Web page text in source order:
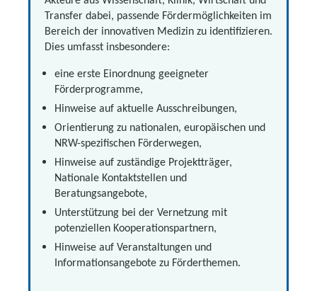
Transfer dabei, passende Fördermöglichkeiten im
Bereich der innovativen Medizin zu identifizieren.
Dies umfasst insbesondere:
eine erste Einordnung geeigneter
Förderprogramme,
Hinweise auf aktuelle Ausschreibungen,
Orientierung zu nationalen, europäischen und
NRW-spezifischen Förderwegen,
Hinweise auf zuständige Projektträger,
Nationale Kontaktstellen und
Beratungsangebote,
Unterstützung bei der Vernetzung mit
potenziellen Kooperationspartnern,
Hinweise auf Veranstaltungen und
Informationsangebote zu Förderthemen.